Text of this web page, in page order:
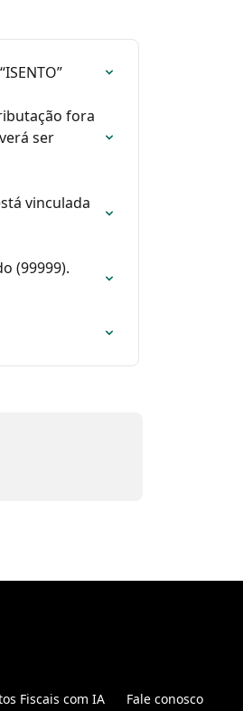
fora
ser
vinculada
(99999).
Fiscais com IA Fale conosco